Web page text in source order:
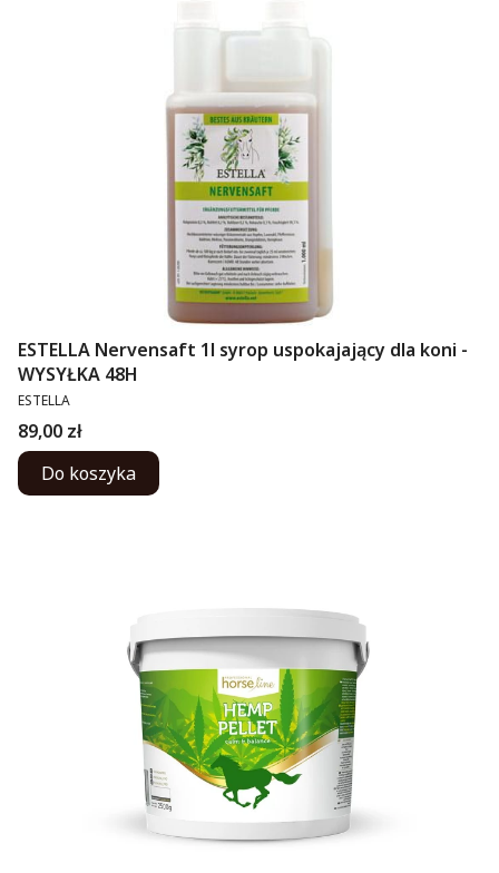
ESTELLA Nervensaft 1l syrop uspokajający dla koni -
WYSYŁKA 48H
PRODUCENT
ESTELLA
Cena
89,00 zł
Do koszyka